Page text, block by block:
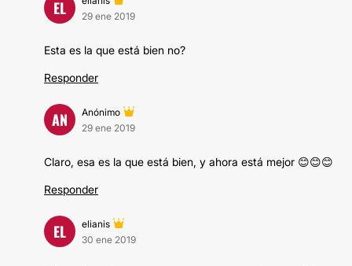
EL
29 ene 2019
Esta es la que está bien no?
Responder
AN
Anónimo
29 ene 2019
Claro, esa es la que está bien, y ahora está mejor 😊😊😊
Responder
EL
elianis
30 ene 2019